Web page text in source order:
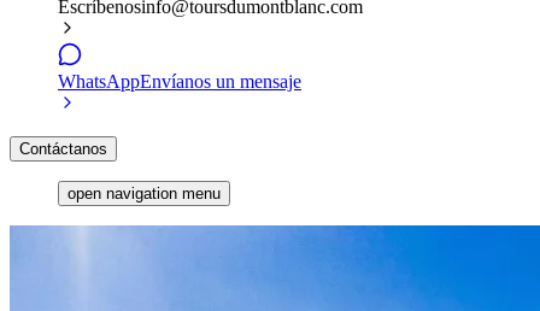
Escríbenosinfo@toursdumontblanc.com
WhatsAppEnvíanos un mensaje
Contáctanos
open navigation menu